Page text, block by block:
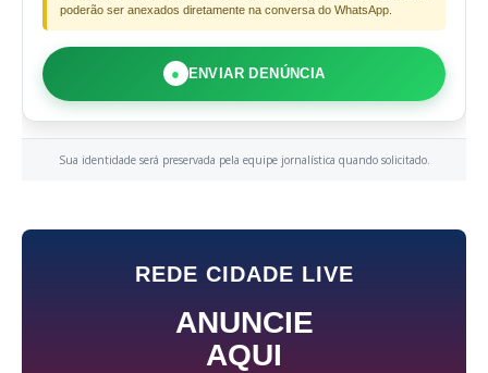
poderão ser anexados diretamente na conversa do WhatsApp.
● ENVIAR DENÚNCIA
Sua identidade será preservada pela equipe jornalística quando solicitado.
REDE CIDADE LIVE
ANUNCIE
AQUI